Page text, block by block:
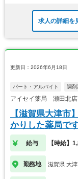
求人の詳細を
更新日：2026年6月18日
パート・アルバイト 調剤
アイセイ薬局 瀬田北
【滋賀県大津市
かりした薬局で
給与 【時給】
勤務地 滋賀県 大